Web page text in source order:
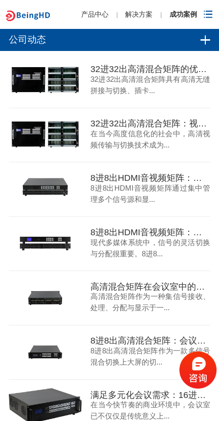
产品中心 | 解决方案 | 成功案例
公司动态
32进32出高清混合矩阵的优点-碧云祥
32进32出高清混合矩阵具有高清无缝
拼接与切换、插卡...
32进32出高清混合矩阵：视频传输与切换的新标杆
在当今高度信息化的社会中，高清视
频传输与切换技术成为...
8进8出HDMI音视频矩阵：教育领域的多媒体控制革新
8进8出HDMI音视频矩阵通过集中管
理多个信号源和显...
8进8出HDMI音视频矩阵：打造多媒体会议室
现代多媒体系统中，信号的灵活切换
与分配很重要。8进8...
高清混合矩阵在会议室中的应用：提升效率与视觉体验的关键
高清混合矩阵作为一种集信号接收、
处理、分配与显示于一...
8进8出高清混合矩阵：会议室信号处理的优化解决方案
8进8出高清混合矩阵作为一款多信号
混合切换上大屏的切...
满足多元化会议需求：16进16出高清混合矩阵的实战应用解析
在当今快节奏的商业环境中，会议室
已不仅仅是传统意义上...